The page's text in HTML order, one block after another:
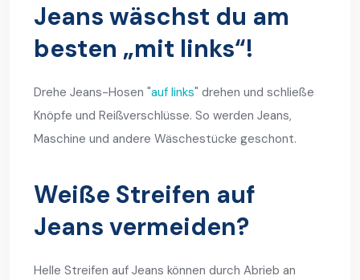
Jeans wäschst du am
besten „mit links“!
Drehe Jeans-Hosen "auf links" drehen und schließe
Knöpfe und Reißverschlüsse. So werden Jeans,
Maschine und andere Wäschestücke geschont.
Weiße Streifen auf
Jeans vermeiden?
Helle Streifen auf Jeans können durch Abrieb an